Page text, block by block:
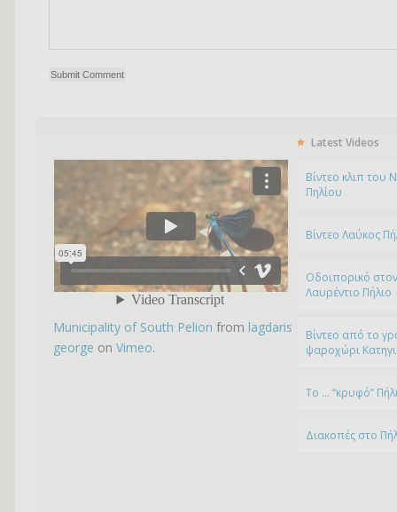
Municipality of South Pelion from lagdaris
george on Vimeo.
Latest Videos
Bίντεο κλιπ του
Πηλίου
Βίντεο Λαύκος
Οδοιπορικό
Λαυρέντιο Πήλιο
Βίντεο από το
ψαροχώρι
To … “κρυφό”
Διακοπές στο